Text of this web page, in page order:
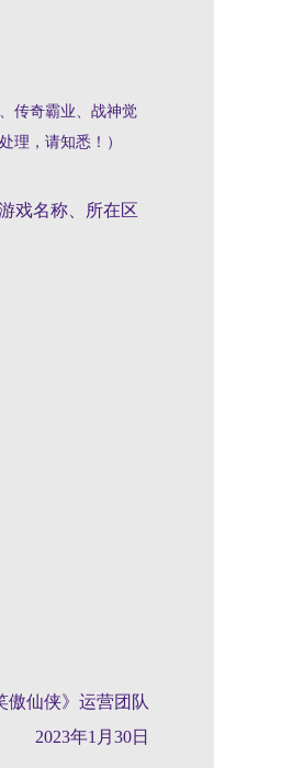
传奇霸业、战神觉
理，请知悉！）
戏名称、所在区
傲仙侠》运营团队
2023年1月30日